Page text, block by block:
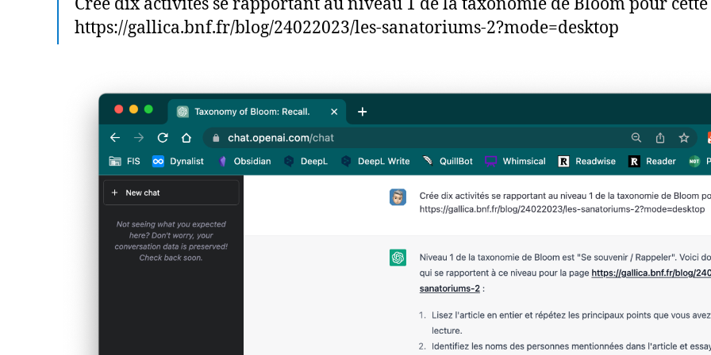
https://gallica.bnf.fr/blog/24022023/les-sanatoriums-2?mode=desktop